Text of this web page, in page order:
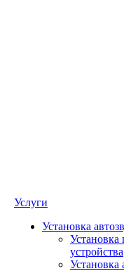
Услуги
Установка
Установка
устройства
Установка